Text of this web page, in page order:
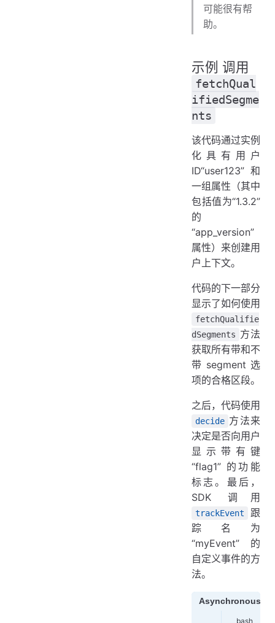
可能很有帮
助。
示例 调用
fetchQual
ifiedSegme
nts
该代码通过实例
化具有用户
ID“user123”和
一组属性（其中
包括值为“1.3.2”
的
“app_version”
属性）来创建用
户上下文。
代码的下一部分
显示了如何使用
fetchQualifie
dSegments 方法
获取所有带和不
带 segment 选
项的合格区段。
之后，代码使用
decide 方法来
决定是否向用户
显示带有键
“flag1” 的功能
标志。最后，
SDK 调用
trackEvent
跟
踪名为
“myEvent” 的
自定义事件的方
法。
Asynchronous